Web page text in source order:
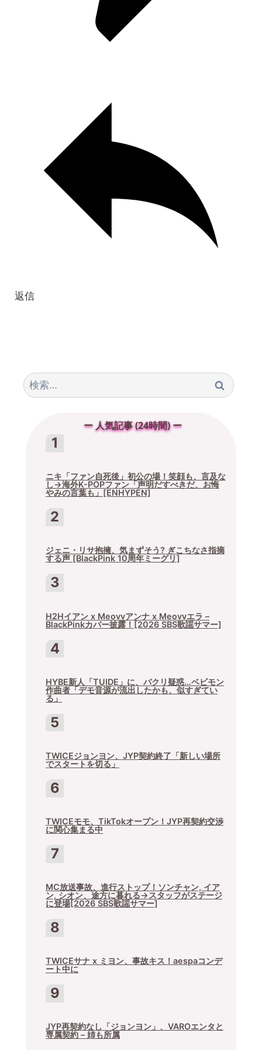
返信
検
索:
ー 人気記事 (24時間) ー
ニキ「ファン自死後」初公の場！笑顔も、言及な
し→海外K-POPファン「声明だすべきだ、お悔
やみの言葉も」[ENHYPEN]
ジェニ・リサ抱擁、気まずそう? ぎこちなさ指摘
する声 [BlackPink 10周年ミーグリ]
H2Hイアン x Meovvアンナ x Meovvエラ –
BlackPinkカバー披露！[2026 SBS歌謡サマー]
HYBE新人「TUIDE」に、パクリ疑惑…ベビモン
作曲者「デモ音源が流出したかも、似すぎてい
る」
TWICEジョンヨン、JYP契約終了「新しい場所
でスタートを切る」
TWICEモモ、TikTokオープン！JYP再契約交渉
に関心集まる中
MC放送事故、進行ストップ！ソンチャン, イア
ン, シオン、途方に暮れる→スタッフがステージ
に登場[2026 SBS歌謡サマー]
TWICEサナ x ミヨン、事故キス！aespaコンデ
ート中に
JYP再契約なし「ジョンヨン」、VAROエンタと
専属契約 – 姉も所属